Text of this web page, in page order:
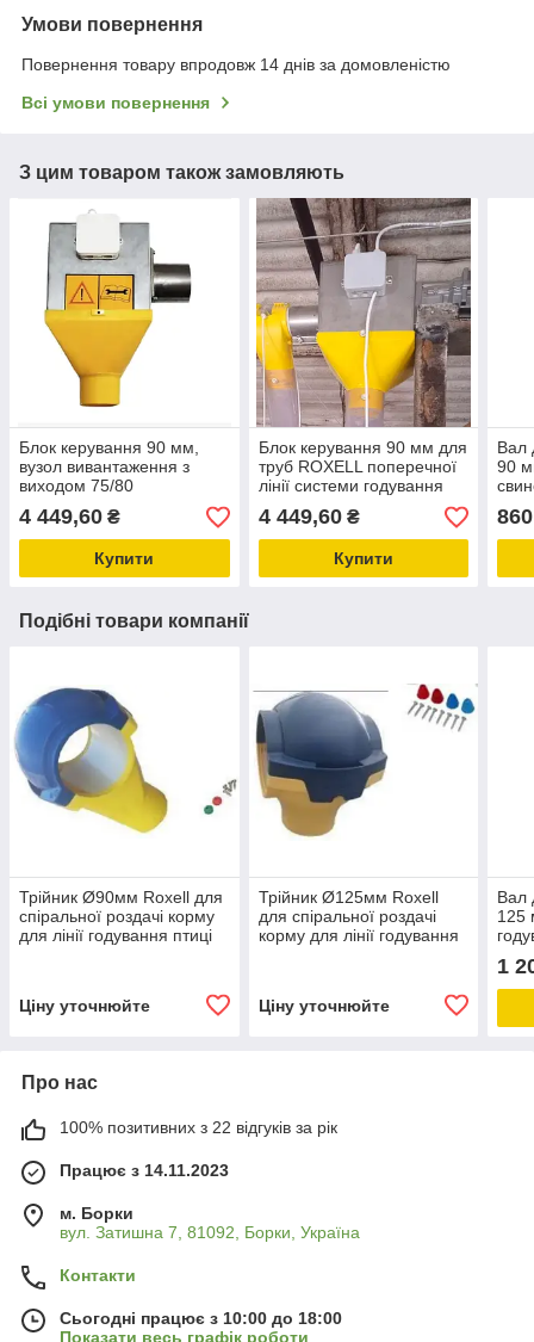
Умови повернення
Повернення товару впродовж 14 днів за домовленістю
Всі умови повернення
З цим товаром також замовляють
Блок керування 90 мм,
вузол вивантаження з
виходом 75/80
кормороздача для птиці і
свиней
4 449,60 ₴
Купити
Блок керування 90 мм для
труб ROXELL поперечної
лінії системи годування
птиці, обладнання для
птахоферми
4 449,60₴
Купити
Вал
90
Подібні товари компанії
Трійник Ø90мм Roxell для
спіральної роздачі корму
для лінії годування птиці
Ціну уточнюйте
Трійник Ø125мм Roxell
для спіральної роздачі
корму для лінії годування
Ціну уточнюйте
Вал
125
1
Про нас
100% позитивних з 22 відгуків за рік
Працює з 14.11.2023
м. Борки
вул. Затишна 7, 81092, Борки, Україна
Контакти
Сьогодні працює з 10:00 до 18:00
Показати весь графік роботи